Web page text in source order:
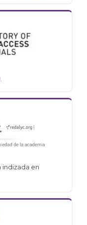
indizada en